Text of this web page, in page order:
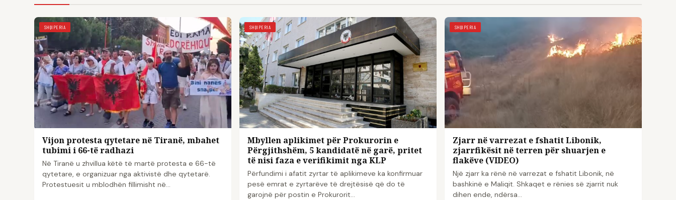
SHQIPERIA
Vijon protesta qytetare në Tiranë, mbahet
tubimi i 66-të radhazi
Në Tiranë u zhvillua këtë të martë protesta e 66-të
qytetare, e organizuar nga aktivistë dhe qytetarë.
Protestuesit u mblodhën fillimisht në…
SHQIPERIA
Mbyllen aplikimet për Prokurorin e
Përgjithshëm, 5 kandidatë në garë, pritet
të nisi faza e verifikimit nga KLP
Përfundimi i afatit zyrtar të aplikimeve ka konfirmuar
pesë emrat e zyrtarëve të drejtësisë që do të
garojnë për postin e Prokurorit…
SHQIPERIA
Zjarr në varrezat e fshatit Libonik,
zjarrfikësit në terren për shuarjen e
flakëve (VIDEO)
Një zjarr ka rënë në varrezat e fshatit Libonik, në
bashkinë e Maliqit. Shkaqet e rënies së zjarrit nuk
dihen ende, ndërsa…